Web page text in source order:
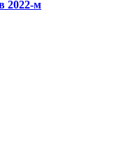
2022-м